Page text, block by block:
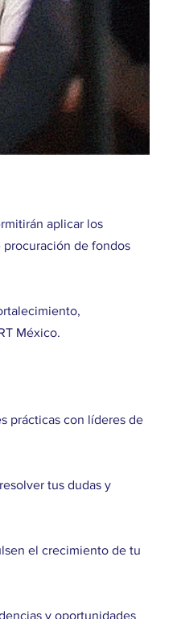
aplicar los
procuración de fondos
México.
prácticas con líderes de
tus dudas y
el crecimiento de tu
y oportunidades